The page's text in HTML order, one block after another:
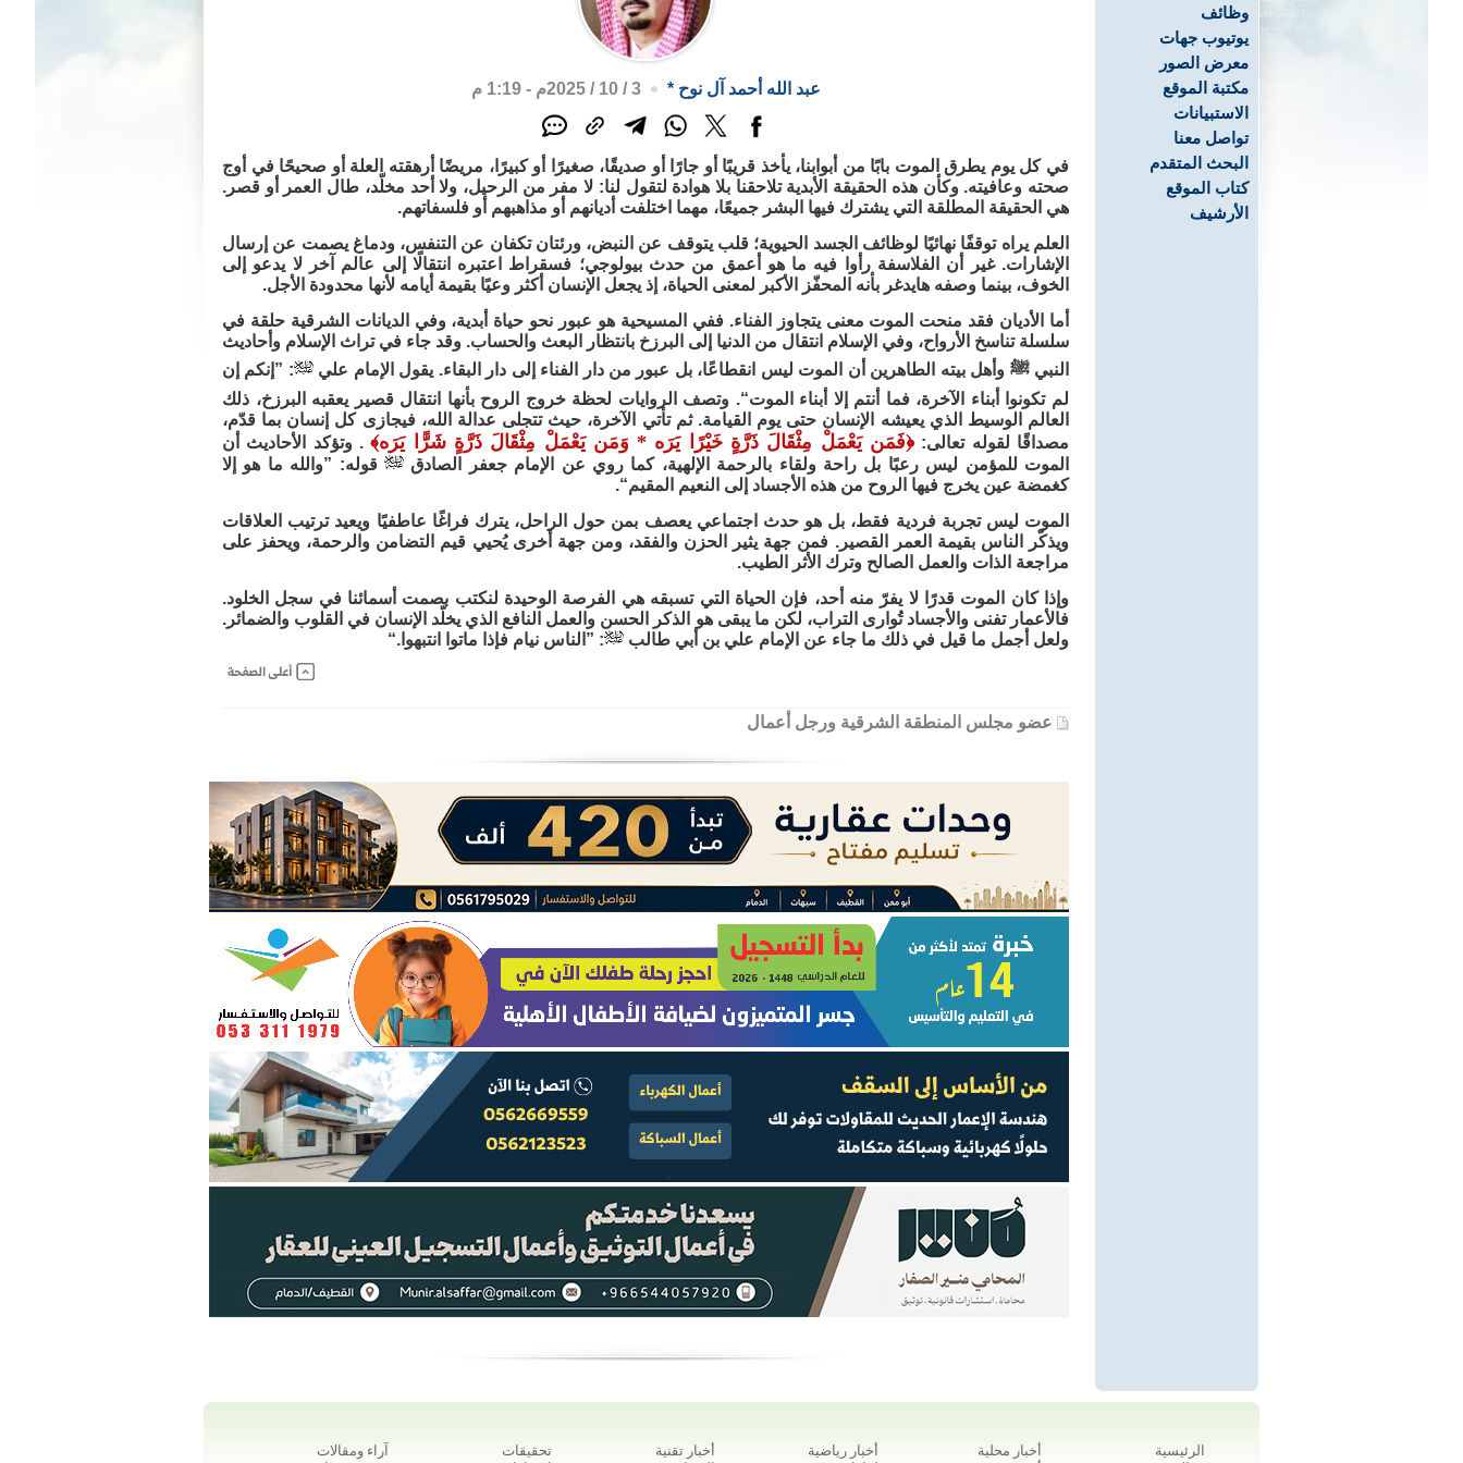
وظائف
يوتيوب جهات
معرض الصور
مكتبة الموقع
الاستبيانات
تواصل معنا
البحث المتقدم
كتاب الموقع
الأرشيف
عبد الله أحمد آل نوح * 3 / 10 / 2025م - 1:19 م
في كل يوم يطرق الموت بابًا من أبوابنا، يأخذ قريبًا أو جارًا أو صديقًا، صغيرًا أو كبيرًا، مريضًا أرهقته العلة أو صحيحًا في أوج
صحته وعافيته. وكأن هذه الحقيقة الأبدية تلاحقنا بلا هوادة لتقول لنا: لا مفر من الرحيل، ولا أحد مخلّد، طال العمر أو قصر.
هي الحقيقة المطلقة التي يشترك فيها البشر جميعًا، مهما اختلفت أديانهم أو مذاهبهم أو فلسفاتهم.
العلم يراه توقفًا نهائيًا لوظائف الجسد الحيوية؛ قلب يتوقف عن النبض، ورئتان تكفان عن التنفس، ودماغ يصمت عن إرسال
الإشارات. غير أن الفلاسفة رأوا فيه ما هو أعمق من حدث بيولوجي؛ فسقراط اعتبره انتقالًا إلى عالم آخر لا يدعو إلى
الخوف، بينما وصفه هايدغر بأنه المحفّز الأكبر لمعنى الحياة، إذ يجعل الإنسان أكثر وعيًا بقيمة أيامه لأنها محدودة الأجل.
أما الأديان فقد منحت الموت معنى يتجاوز الفناء. ففي المسيحية هو عبور نحو حياة أبدية، وفي الديانات الشرقية حلقة في
سلسلة تناسخ الأرواح، وفي الإسلام انتقال من الدنيا إلى البرزخ بانتظار البعث والحساب. وقد جاء في تراث الإسلام وأحاديث
النبي ﷺ وأهل بيته الطاهرين أن الموت ليس انقطاعًا، بل عبور من دار الفناء إلى دار البقاء. يقول الإمام علي
: ”إنكم إن
لم تكونوا أبناء الآخرة، فما أنتم إلا أبناء الموت“. وتصف الروايات لحظة خروج الروح بأنها انتقال قصير يعقبه البرزخ، ذلك
العالم الوسيط الذي يعيشه الإنسان حتى يوم القيامة. ثم تأتي الآخرة، حيث تتجلى عدالة الله، فيجازى كل إنسان بما قدّم،
مصداقًا لقوله تعالى:﴿فَمَن يَعْمَلْ مِثْقَالَ ذَرَّةٍ خَيْرًا يَرَه * وَمَن يَعْمَلْ مِثْقَالَ ذَرَّةٍ شَرًّا يَرَه﴾. وتؤكد الأحاديث أن
الموت للمؤمن ليس رعبًا بل راحة ولقاء بالرحمة الإلهية، كما روي عن الإمام جعفر الصادق
قوله: ”والله ما هو إلا
كغمضة عين يخرج فيها الروح من هذه الأجساد إلى النعيم المقيم“.
الموت ليس تجربة فردية فقط، بل هو حدث اجتماعي يعصف بمن حول الراحل، يترك فراغًا عاطفيًا ويعيد ترتيب العلاقات
ويذكّر الناس بقيمة العمر القصير. فمن جهة يثير الحزن والفقد، ومن جهة أخرى يُحيي قيم التضامن والرحمة، ويحفز على
مراجعة الذات والعمل الصالح وترك الأثر الطيب.
وإذا كان الموت قدرًا لا يفرّ منه أحد، فإن الحياة التي تسبقه هي الفرصة الوحيدة لنكتب بصمت أسمائنا في سجل الخلود.
فالأعمار تفنى والأجساد تُوارى التراب، لكن ما يبقى هو الذكر الحسن والعمل النافع الذي يخلّد الإنسان في القلوب والضمائر.
ولعل أجمل ما قيل في ذلك ما جاء عن الإمام علي بن أبي طالب
: ”الناس نيام فإذا ماتوا انتبهوا.“
عضو مجلس المنطقة الشرقية ورجل أعمال
الرئيسية أخبار محلية أخبار رياضية أخبار تقنية تحقيقات
آراء ومقالات